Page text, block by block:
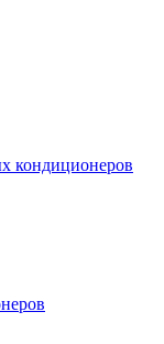
кондиционеров